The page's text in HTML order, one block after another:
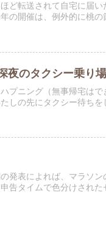
ど転送されて自宅に届
の開催は、例外的に桃
夜のタクシー乗り
プニング（無事帰宅は
しの先にタクシー待ち
発表によれば、マラソ
告タイムで色分けされ